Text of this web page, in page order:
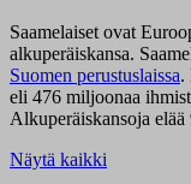
Saamelaiset ovat
alkuperäiskansa.
Suomen perustuslaissa.
eli 476 miljoonaa
Alkuperäiskansoja
Näytä kaikki